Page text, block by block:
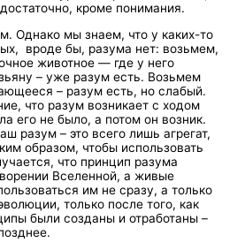
кроме понимания.
Однако мы знаем, что у каких-то
вроде бы, разума нет: возьмем,
животное — где у него
– уже разум есть. Возьмем
– разум есть, но слабый.
что разум возникает с ходом
его не было, а потом он возник.
разум – это всего лишь агрегат,
образом, чтобы использовать
что принцип разума
Вселенной, а живые
им не сразу, а только
только после того, как
были созданы и отработаны –